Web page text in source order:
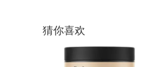
猜你喜欢